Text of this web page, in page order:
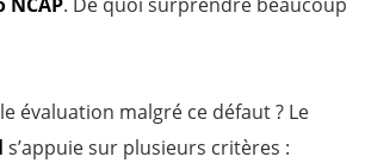
évaluation malgré ce défaut ? Le
s’appuie sur plusieurs critères :